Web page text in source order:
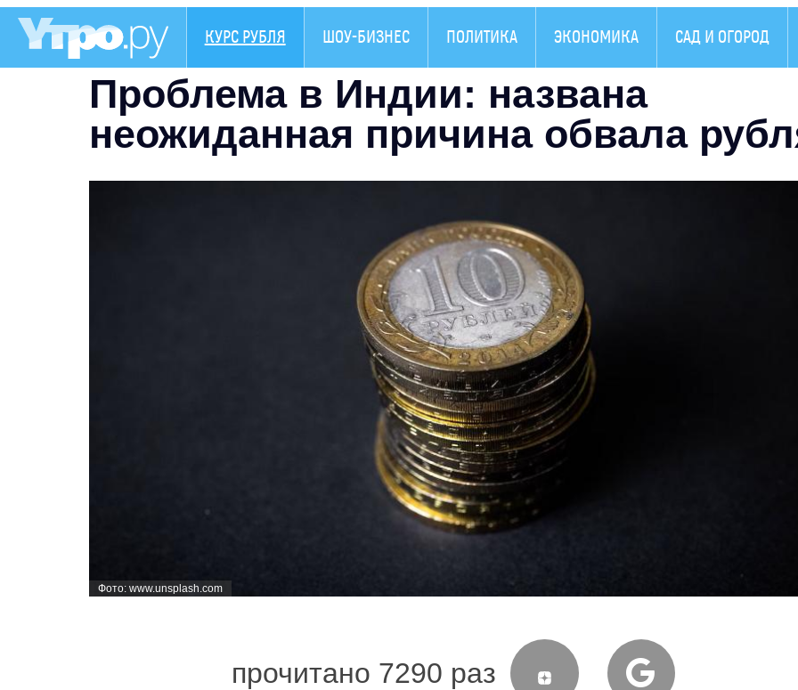
КУРС РУБЛЯ ШОУ-БИЗНЕС ПОЛИТИКА ЭКОНОМИКА САД И ОГОРОД
Проблема в Индии: названа
неожиданная причина обвала
Фото: www.unsplash.com
прочитано 7290 раз